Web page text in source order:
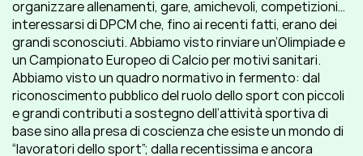
organizzare allenamenti, gare, amichevoli, competizioni…
interessarsi di DPCM che, fino ai recenti fatti, erano dei
grandi sconosciuti. Abbiamo visto rinviare un’Olimpiade e
un Campionato Europeo di Calcio per motivi sanitari.
Abbiamo visto un quadro normativo in fermento: dal
riconoscimento pubblico del ruolo dello sport con piccoli
e grandi contributi a sostegno dell’attività sportiva di
base sino alla presa di coscienza che esiste un mondo di
“lavoratori dello sport”; dalla recentissima e ancora